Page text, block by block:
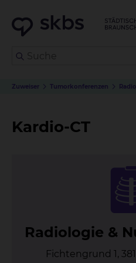
Zuweiser Tumorkonferenzen
Kardio-CT
Ra­dio­lo­gie &
Fichtengrund 1,